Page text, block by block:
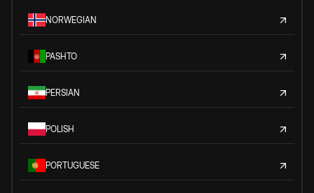
NORWEGIAN
PASHTO
PERSIAN
POLISH
PORTUGUESE